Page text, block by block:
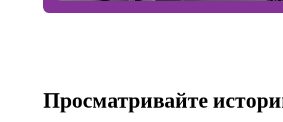
Просматривайте